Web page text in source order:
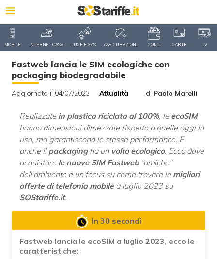
MOBILE INTERNET CASA LUCE E GAS ASSICURAZIONI CONTI CARTE TV
Fastweb lancia le SIM ecologiche con
packaging biodegradabile
Aggiornato il 04/07/2023 Attualità di Paolo Marelli
Realizzate in plastica riciclata al 100%, le ecoSIM
hanno dimensioni dimezzate rispetto a quelle oggi in
uso, ma garantiscono le stesse performance. E
anche il packaging ha unvolto ecologico. Ecco dove
acquistare le nuove SIM Fastweb“amiche”
dell’ambiente e un focus su come trovare le migliori
offerte di telefonia mobilea luglio 2023 su
SOStariffe.it.
In 30 secondi
Fastweb lancia le ecoSIM a luglio 2023, ecco le
caratteristiche: